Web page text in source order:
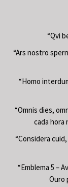
“Qvi
“Ars nostro
“Homo
“Omnis dies,
cada hora
“Considera
“Emblema 5 –
Ouro